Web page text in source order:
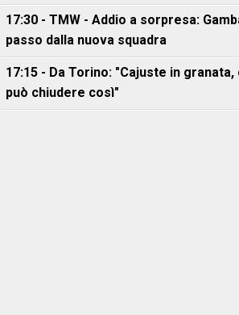
17:30 - TMW - Addio a sorpresa:
passo dalla nuova squadra
17:15 - Da Torino: "Cajuste in
può chiudere così"